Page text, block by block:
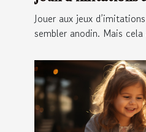
?
Jouer aux jeux
sembler anodin. Mais